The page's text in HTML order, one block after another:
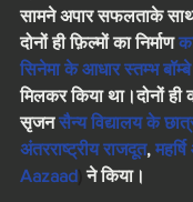
सामने अपार सफलताके
दोनों ही फ़िल्मों का निर्माण
सिनेमा के आधार स्तम्भ
मिलकर किया था।दोनों ही
सृजन सैन्य विद्यालय के
अंतरराष्ट्रीय राजदूत,
Aazaad ) ने किया।